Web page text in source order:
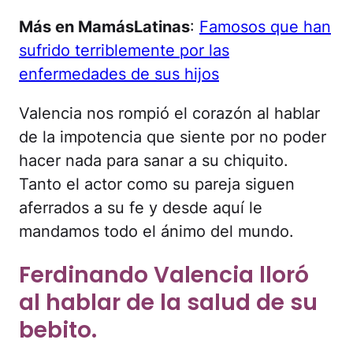
Más en MamásLatinas: Famosos que han
sufrido terriblemente por las
enfermedades de sus hijos
Valencia nos rompió el corazón al hablar
de la impotencia que siente por no poder
hacer nada para sanar a su chiquito.
Tanto el actor como su pareja siguen
aferrados a su fe y desde aquí le
mandamos todo el ánimo del mundo.
Ferdinando Valencia lloró
al hablar de la salud de su
bebito.